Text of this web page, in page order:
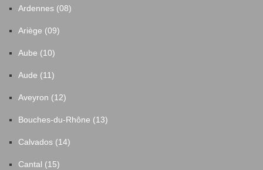
Ardennes (08)
Ariège (09)
Aube (10)
Aude (11)
Aveyron (12)
Bouches-du-Rhône (13)
Calvados (14)
Cantal (15)